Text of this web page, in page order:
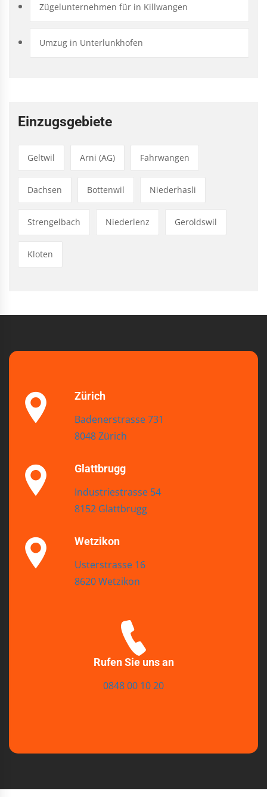
Zügelunternehmen für in Killwangen
Umzug in Unterlunkhofen
Einzugsgebiete
Geltwil Arni (AG) Fahrwangen
Dachsen Bottenwil Niederhasli
Strengelbach Niederlenz Geroldswil
Kloten
Zürich
Badenerstrasse 731
8048 Zürich
Glattbrugg
Industriestrasse 54
8152 Glattbrugg
Wetzikon
Usterstrasse 16
8620 Wetzikon
Rufen Sie uns an
0848 00 10 20